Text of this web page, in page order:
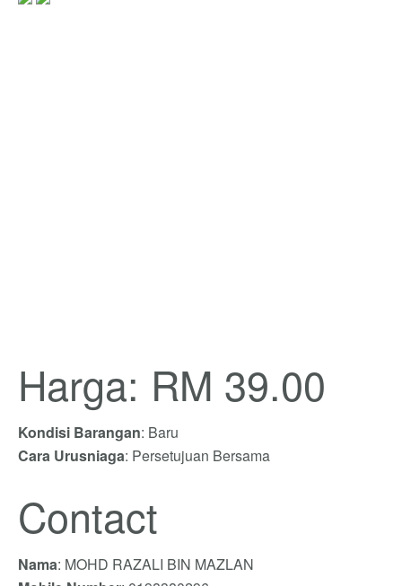
Harga: RM 39.00
Kondisi Barangan: Baru
Cara Urusniaga: Persetujuan Bersama
Contact
Nama: MOHD RAZALI BIN MAZLAN